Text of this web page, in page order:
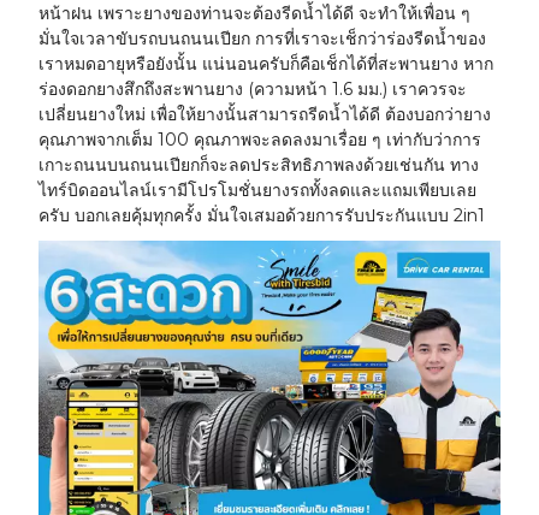
หน้าฝน เพราะยางของท่านจะต้องรีดน้ำได้ดี จะทำให้เพื่อน ๆ
มั่นใจเวลาขับรถบนถนนเปียก การที่เราจะเช็กว่าร่องรีดน้ำของ
เราหมดอายุหรือยังนั้น แน่นอนครับก็คือเช็กได้ที่สะพานยาง หาก
ร่องดอกยางสึกถึงสะพานยาง (ความหน้า 1.6 มม.) เราควรจะ
เปลี่ยนยางใหม่ เพื่อให้ยางนั้นสามารถรีดน้ำได้ดี ต้องบอกว่ายาง
คุณภาพจากเต็ม 100 คุณภาพจะลดลงมาเรื่อย ๆ เท่ากับว่าการ
เกาะถนนบนถนนเปียกก็จะลดประสิทธิภาพลงด้วยเช่นกัน ทาง
ไทร์บิดออนไลน์เรามีโปรโมชั่นยางรถทั้งลดและแถมเพียบเลย
ครับ บอกเลยคุ้มทุกครั้ง มั่นใจเสมอด้วยการรับประกันแบบ 2in1